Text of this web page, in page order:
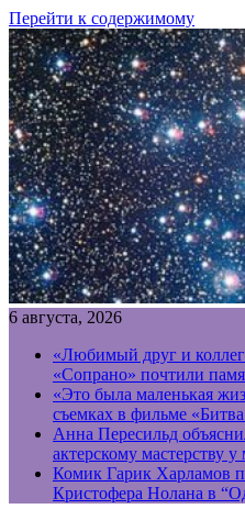
Перейти к содержимому
6 августа, 2026
«Любимый друг и
«Сопрано» почтили
«Это была маленькая
съемках в фильме
Анна Пересильд
актерскому мастерству
Комик Гарик Харламов
Кристофера Нолана в